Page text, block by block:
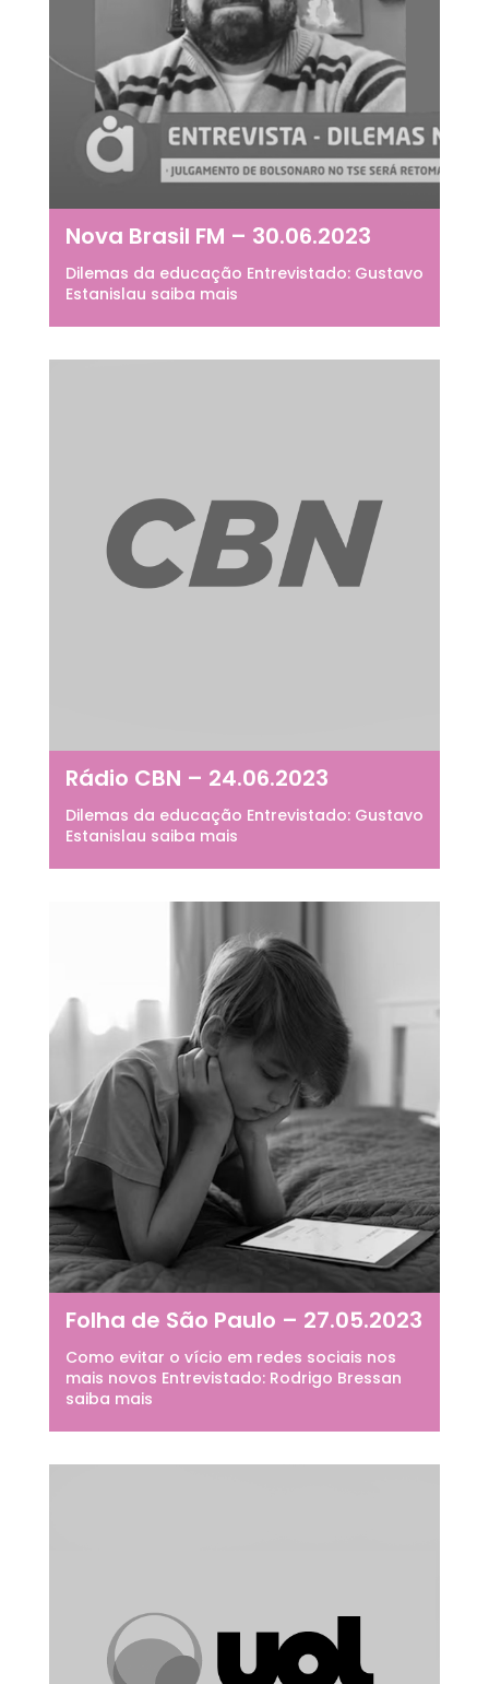
Nova Brasil FM – 30.06.2023
Dilemas da educação Entrevistado: Gustavo
Estanislau saiba mais
Rádio CBN – 24.06.2023
Dilemas da educação Entrevistado: Gustavo
Estanislau saiba mais
Folha de São Paulo – 27.05.2023
Como evitar o vício em redes sociais nos
mais novos Entrevistado: Rodrigo Bressan
saiba mais